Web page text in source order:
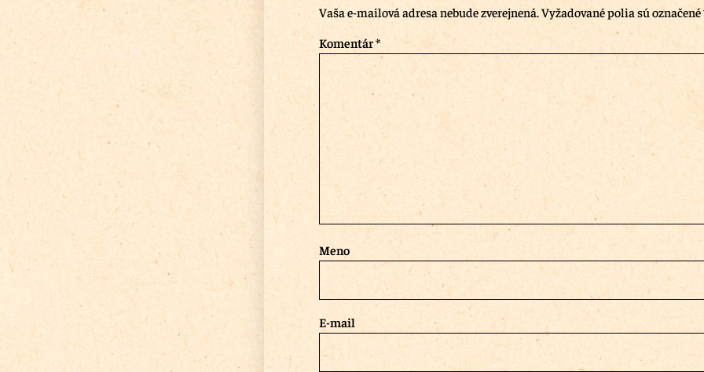
Vaša e-mailová adresa nebude zverejnená.Vyžadované polia sú označené
Komentár*
Meno
E-mail